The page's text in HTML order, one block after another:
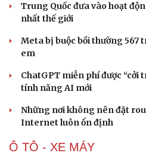
Sân khấu - Điện ảnh
Văn học
Di sản
Trung Quốc đưa vào hoạt
nhất thế giới
Meta bị buộc bồi thường 567
em
ChatGPT miễn phí được “cởi
tính năng AI mới
Những nơi không nên đặt
Internet luôn ổn định
Ô TÔ - XE MÁY